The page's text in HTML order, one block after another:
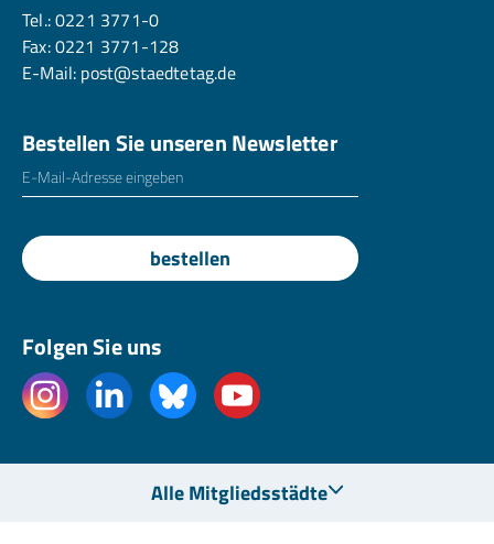
Tel.:0221 3771-0
Fax: 0221 3771-128
E-Mail: post@staedtetag.de
Bestellen Sie unseren Newsletter
E-Mailadresse
bestellen
Folgen Sie uns
Alle Mitgliedsstädte